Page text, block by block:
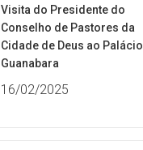
Visita do Presidente do
Conselho de Pastores da
Cidade de Deus ao Palácio
Guanabara
16/02/2025